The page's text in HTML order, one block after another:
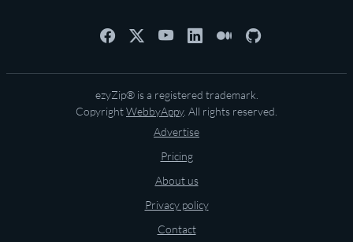
ezyZip® is a registered trademark.
CopyrightWebbyAppy. All rights reserved.
Advertise
Pricing
About us
Privacy policy
Contact